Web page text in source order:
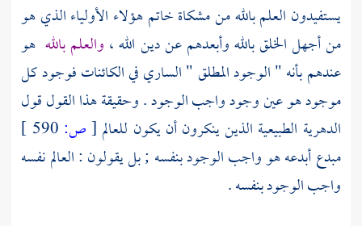
يستفيدون العلم بالله من مشكاة خاتم هؤلاء الأولياء الذي هو
من أجهل الخلق بالله وأبعدهم عن دين الله ، والعلم بالله هو
عندهم بأنه " الوجود المطلق " الساري في الكائنات فوجود كل
موجود هو عين وجود واجب الوجود . وحقيقة هذا القول قول
الدهرية الطبيعية الذين ينكرون أن يكون للعالم [ص:
مبدع أبدعه هو واجب الوجود بنفسه ; بل يقولون : العالم نفسه
واجب الوجود بنفسه .